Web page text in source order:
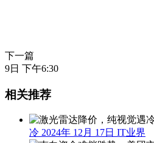
下一篇
9日 下午6:30
相关推荐
冷 2024年 12月 17日 IT业界